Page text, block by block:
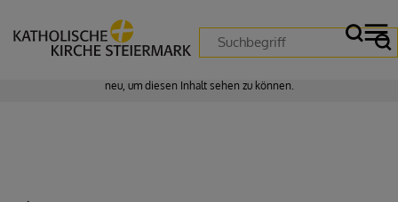
Zustimmung erforderlich!
neu, um diesen Inhalt sehen zu können.